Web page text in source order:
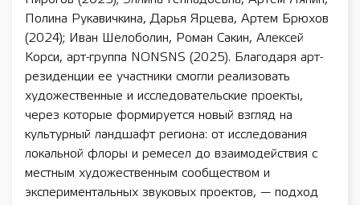
Полина Рукавичкина, Дарья Ярцева, Артем Брюхов
(2024); Иван Шелоболин, Роман Сакин, Алексей
Корси, арт-группа NONSNS (2025). Благодаря арт-
резиденции ее участники смогли реализовать
художественные и исследовательские проекты,
через которые формируется новый взгляд на
культурный ландшафт региона: от исследования
локальной флоры и ремесел до взаимодействия с
местным художественным сообществом и
экспериментальных звуковых проектов, — подход